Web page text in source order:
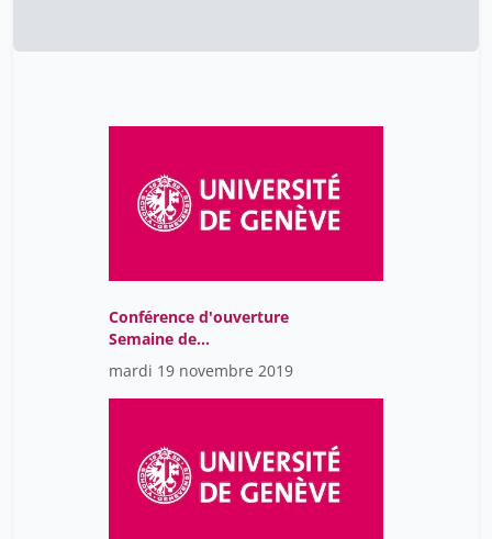
Conférence d'ouverture
Semaine de
l'entrepreneuriat 2019
mardi 19 novembre 2019